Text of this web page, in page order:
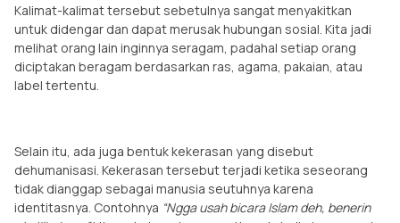
Kalimat-kalimat tersebut sebetulnya sangat menyakitkan
untuk didengar dan dapat merusak hubungan sosial. Kita jadi
melihat orang lain inginnya seragam, padahal setiap orang
diciptakan beragam berdasarkan ras, agama, pakaian, atau
label tertentu.
Selain itu, ada juga bentuk kekerasan yang disebut
dehumanisasi. Kekerasan tersebut terjadi ketika seseorang
tidak dianggap sebagai manusia seutuhnya karena
identitasnya. Contohnya “Ngga usah bicara Islam deh, benerin